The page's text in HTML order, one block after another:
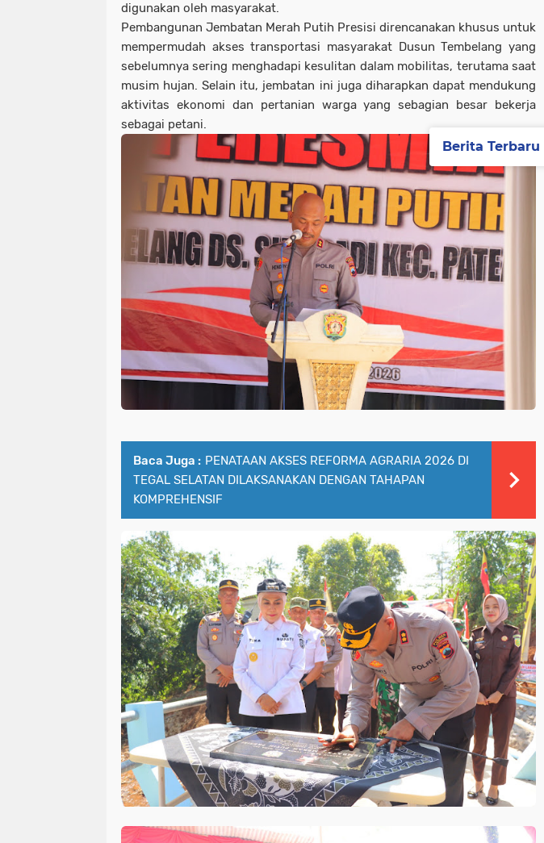
digunakan oleh masyarakat.
Pembangunan Jembatan Merah Putih Presisi direncanakan khusus untuk
mempermudah akses transportasi masyarakat Dusun Tembelang yang
sebelumnya sering menghadapi kesulitan dalam mobilitas, terutama saat
musim hujan. Selain itu, jembatan ini juga diharapkan dapat mendukung
aktivitas ekonomi dan pertanian warga yang sebagian besar bekerja
sebagai petani.
Baca Juga : PENATAAN AKSES REFORMA AGRARIA 2026 DI
TEGAL SELATAN DILAKSANAKAN DENGAN TAHAPAN
KOMPREHENSIF
Berita Terbaru